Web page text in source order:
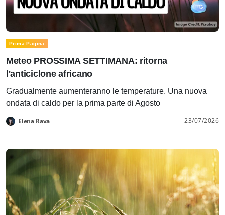
Prima Pagina
Meteo PROSSIMA SETTIMANA: ritorna
l'anticiclone africano
Gradualmente aumenteranno le temperature. Una nuova
ondata di caldo per la prima parte di Agosto
Elena Rava 23/07/2026